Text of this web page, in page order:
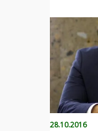
28.10.2016